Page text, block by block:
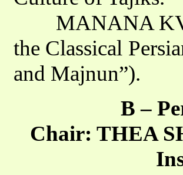
MANANA
the Classical
and Majnun”).
B –
Chair: THEA